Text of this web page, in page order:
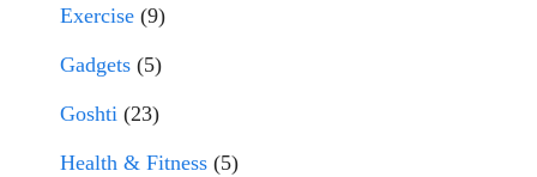
Exercise (9)
Gadgets (5)
Goshti (23)
Health & Fitness (5)